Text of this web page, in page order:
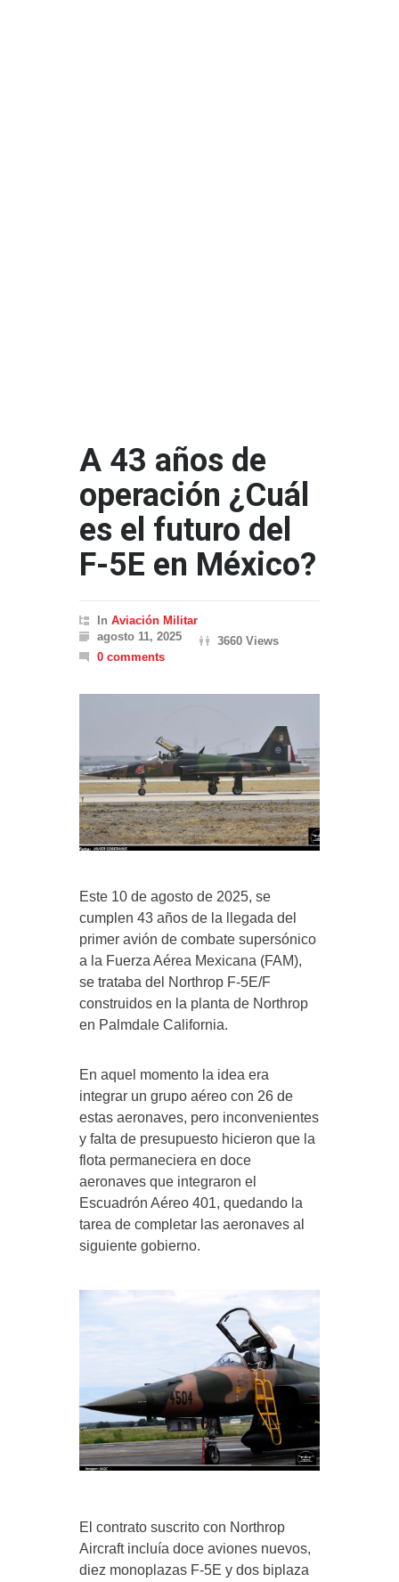
A 43 años de
operación ¿Cuál
es el futuro del
F-5E en México?
In Aviación Militar
agosto 11, 2025
3660 Views
0 comments
Este 10 de agosto de 2025, se
cumplen 43 años de la llegada del
primer avión de combate supersónico
a la Fuerza Aérea Mexicana (FAM),
se trataba del Northrop F-5E/F
construidos en la planta de Northrop
en Palmdale California.
En aquel momento la idea era
integrar un grupo aéreo con 26 de
estas aeronaves, pero inconvenientes
y falta de presupuesto hicieron que la
flota permaneciera en doce
aeronaves que integraron el
Escuadrón Aéreo 401, quedando la
tarea de completar las aeronaves al
siguiente gobierno.
El contrato suscrito con Northrop
Aircraft incluía doce aviones nuevos,
diez monoplazas F-5E y dos biplaza